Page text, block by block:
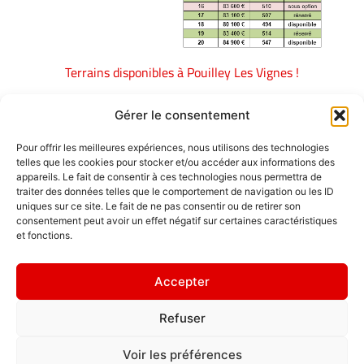
Gérer le consentement
Pour offrir les meilleures expériences, nous utilisons des technologies
telles que les cookies pour stocker et/ou accéder aux informations des
appareils. Le fait de consentir à ces technologies nous permettra de
traiter des données telles que le comportement de navigation ou les ID
uniques sur ce site. Le fait de ne pas consentir ou de retirer son
consentement peut avoir un effet négatif sur certaines caractéristiques
et fonctions.
Accepter
Refuser
Voir les préférences
Terrains disponibles à Pouilley Les Vignes !
Emplois
Contact / Accès
Mentions légales
que le chemin
du succès est
toujours en
construction.
Politique de
GDL Construction
6, Rue des
ZA La Croix de